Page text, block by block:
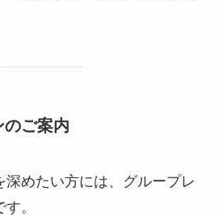
のご案内
深めたい方には、グループレ
。